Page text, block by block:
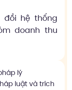
đổi hệ thống
doanh thu
lý
luật và trích